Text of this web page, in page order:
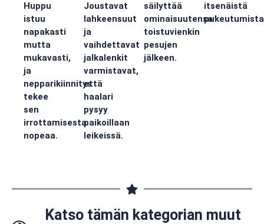
Huppu
istuu
napakasti
mutta
mukavasti,
ja
nepparikiinnitys
tekee
sen
irrottamisesta
nopeaa.
Joustavat
lahkeensuut
ja
vaihdettavat
jalkalenkit
varmistavat,
että
haalari
pysyy
paikoillaan
leikeissä.
säilyttää
ominaisuutensa
toistuvienkin
pesujen
jälkeen.
itsenäistä
Katso tämän kategorian muut